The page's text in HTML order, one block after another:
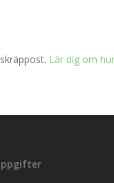
Lär dig om